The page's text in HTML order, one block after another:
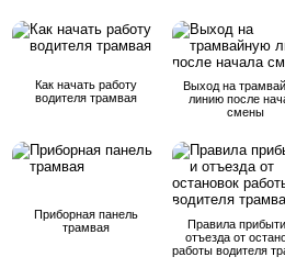
Как начать работу
водителя трамвая
Выход на
линию после
смены
Приборная панель
трамвая
Правила
отъезда от
работы водителя